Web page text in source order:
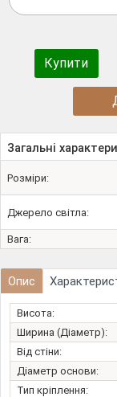
Купити
Загальні
Розміри:
Джерело світла:
Вага:
Опис
Висота:
Ширина (Діаметр):
Від стіни:
Діаметр основи:
Тип кріплення: